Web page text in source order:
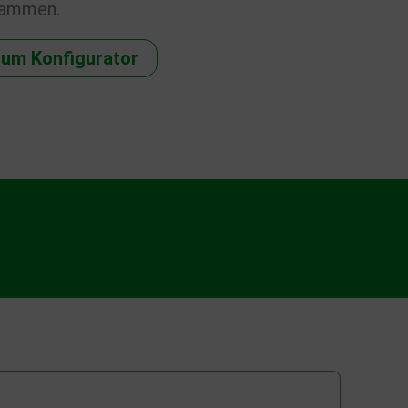
Konfigurator